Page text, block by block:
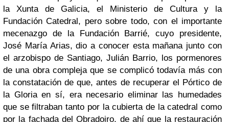
la Xunta de Galicia, el Ministerio de Cultura y la
Fundación Catedral, pero sobre todo, con el importante
mecenazgo de la Fundación Barrié, cuyo presidente,
José María Arias, dio a conocer esta mañana junto con
el arzobispo de Santiago, Julián Barrio, los pormenores
de una obra compleja que se complicó todavía más con
la constatación de que, antes de recuperar el Pórtico de
la Gloria en sí, era necesario eliminar las humedades
que se filtraban tanto por la cubierta de la catedral como
por la fachada del Obradoiro, de ahí que la restauración